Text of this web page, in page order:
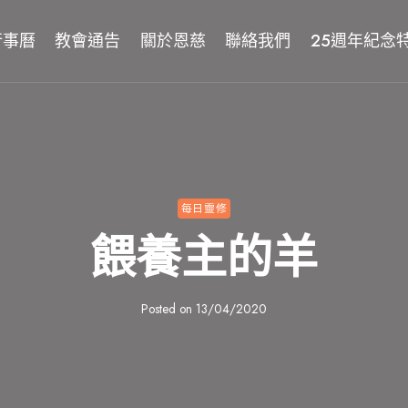
曆 教會通告 關於恩慈 聯絡我們 25週年紀念
每日靈修
餵養主的羊
Posted on 13/04/2020